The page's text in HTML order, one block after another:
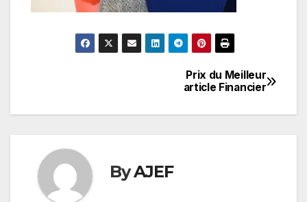
de
Prix du Meilleur
article Financier
ByAJEF